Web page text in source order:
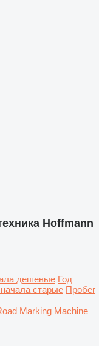
Hoffmann
дешевые Год
старые Пробег